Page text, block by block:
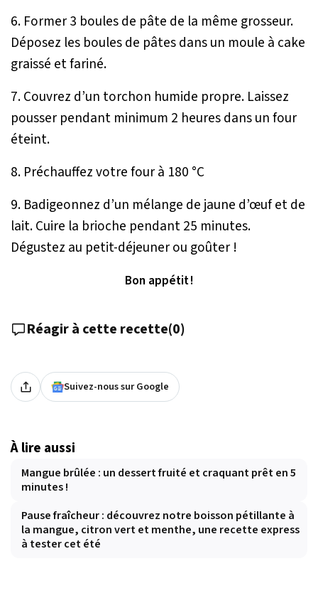
6. Former 3 boules de pâte de la même grosseur.
Déposez les boules de pâtes dans un moule à cake
graissé et fariné.
7. Couvrez d’un torchon humide propre. Laissez
pousser pendant minimum 2 heures dans un four
éteint.
8. Préchauffez votre four à 180 °C
9. Badigeonnez d’un mélange de jaune d’œuf et de
lait. Cuire la brioche pendant 25 minutes.
Dégustez au petit-déjeuner ou goûter !
Bon appétit !
Réagir à cette recette(0)
Suivez-nous sur Google
À lire aussi
Mangue brûlée : un dessert fruité et craquant prêt en 5
minutes !
Pause fraîcheur : découvrez notre boisson pétillante à
la mangue, citron vert et menthe, une recette express
à tester cet été